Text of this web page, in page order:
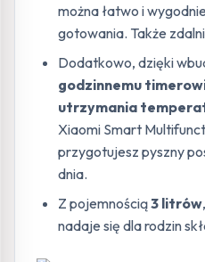
można łatwo i
gotowania. Także
Dodatkowo, dzięki
godzinnemu
utrzymania
Xiaomi Smart
przygotujesz pyszny
dnia.
Z pojemnością3 litrów
nadaje się dla rodzin